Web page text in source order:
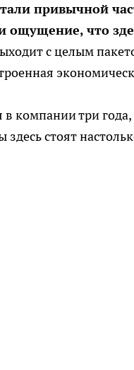
привычной
что
с целым
компании три года,
стоят